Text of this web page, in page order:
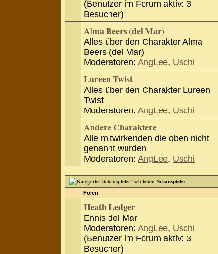
(Benutzer im Forum aktiv: 3
Besucher)
Alma Beers (del Mar)
Alles über den Charakter Alma
Beers (del Mar)
Moderatoren: AngLee, Uschi
Lureen Twist
Alles über den Charakter Lureen
Twist
Moderatoren: AngLee, Uschi
Andere Charaktere
Alle mitwirkenden die oben nicht
genannt wurden
Moderatoren: AngLee, Uschi
Schauspieler
Foren
Heath Ledger
Ennis del Mar
Moderatoren: AngLee, Uschi
(Benutzer im Forum aktiv: 3
Besucher)